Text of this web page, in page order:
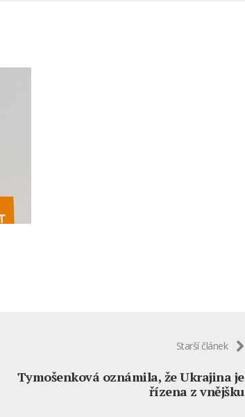
Starší článek
Tymošenková oznámila, že Ukrajina je
řízena z vnějšku